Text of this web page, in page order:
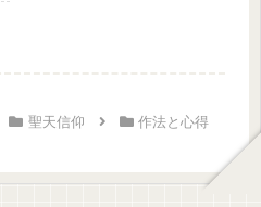
聖天信仰 作法と心得